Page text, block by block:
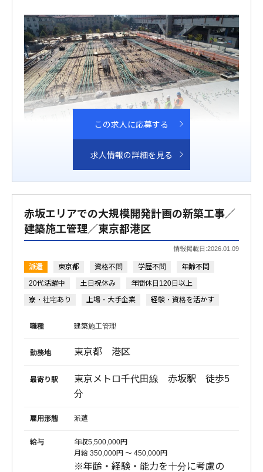
この求人に応募する
求人情報の詳細を見る
赤坂エリアでの大規模開発計画の新築工事／
建築施工管理／東京都港区
情報掲載日:2026.01.09
派遣 東京都 資格不問 学歴不問
年齢不問
20代活躍中
土日祝休み
年間休日120日以上
寮・社宅あり
上場・大手企業 経験・資格を活かす
職種 建築施工管理
勤務地 東京都 港区
最寄り駅
東京メトロ千代田線 赤坂駅 徒歩5
分
雇用形態 派遣
給与
年収5,500,000円
月給 350,000円 〜 450,000円
※年齢・経験・能力を十分に考慮の